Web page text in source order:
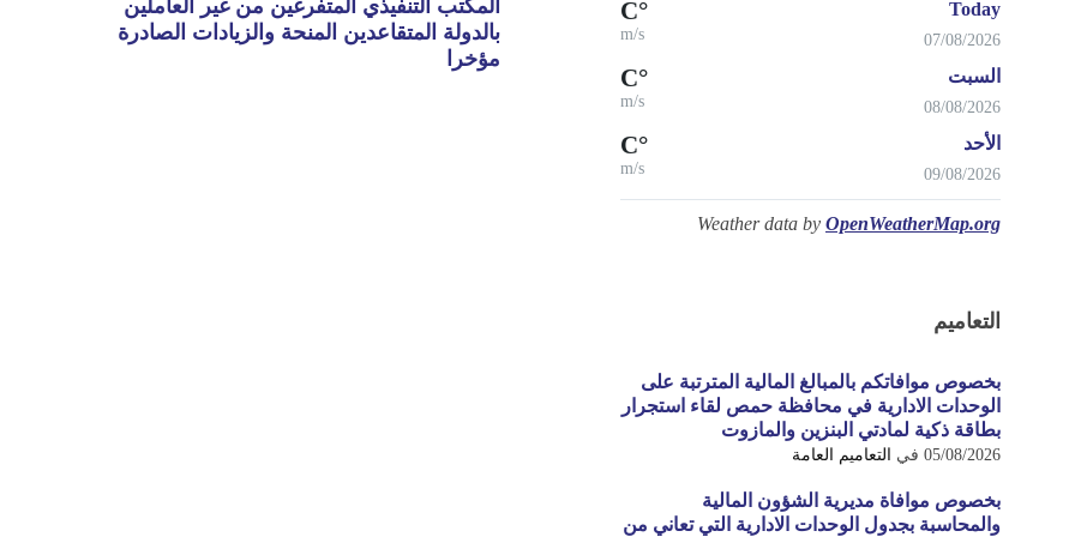
المكتب التنفيذي المتفرغين من غير العاملين
بالدولة المتقاعدين المنحة والزيادات الصادرة
مؤخرا
Today
07/08/2026
°C
m/s
السبت
08/08/2026
°C
m/s
الأحد
09/08/2026
°C
m/s
Weather data by OpenWeatherMap.org
التعاميم
بخصوص موافاتكم بالمبالغ المالية المترتبة على
الوحدات الادارية في محافظة حمص لقاء استجرار
بطاقة ذكية لمادتي البنزين والمازوت
05/08/2026 في التعاميم العامة
بخصوص موافاة مديرية الشؤون المالية
والمحاسبة بجدول الوحدات الادارية التي تعاني من